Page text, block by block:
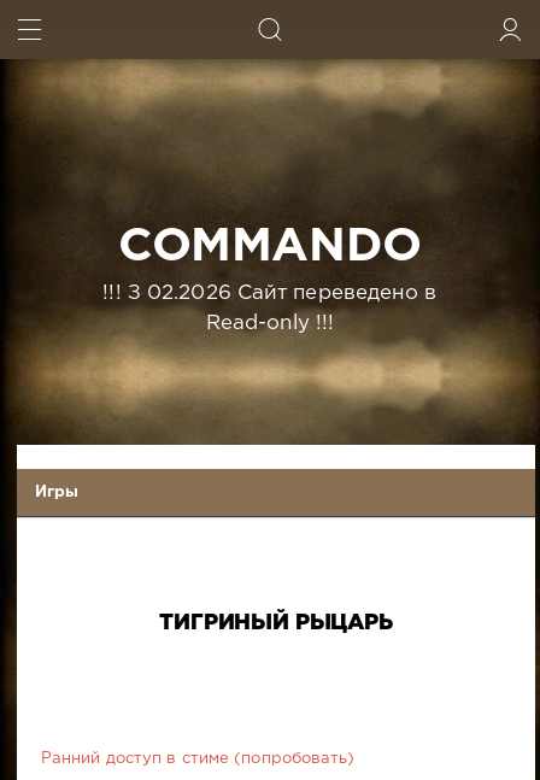
COMMANDO
!!! З 02.2026 Сайт переведено в
Read-only !!!
Игры
ТИГРИНЫЙ РЫЦАРЬ
Ранний доступ в стиме (попробовать)